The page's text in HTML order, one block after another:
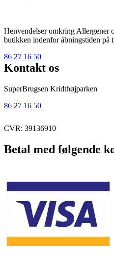
Henvendelser omkring Allergener
butikken indenfor åbningstiden på
86 27 16 50
Kontakt os
SuperBrugsen Kridthøjparken
86 27 16 50
CVR: 39136910
Betal med følgende